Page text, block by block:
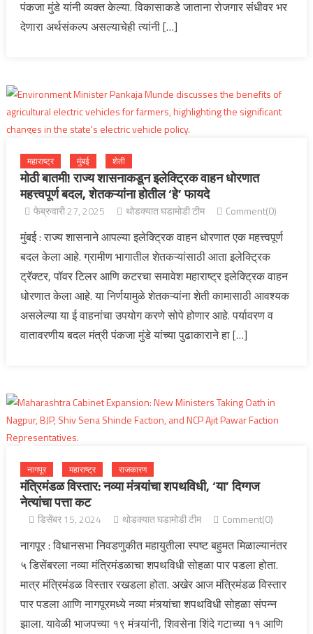
पंकजा मुंडे यांनी व्यक्त केल्या. विकासाकडे जाताना रोजगार संधीवर भर
देणारा अर्थसंकल्प असल्याचेही त्यांनी […]
महाराष्ट्र मुंबई शेती
मोठी बातमी! राज्य शासनाकडून इलेक्ट्रिक वाहन धोरणात
महत्त्वपूर्ण बदल, शेतकऱ्यांना होतील ‘हे’ फायदे
फेब्रुवारी 27, 2025 थोडक्यात घडामोडी टीम Comment(0)
मुंबई : राज्य शासनाने आपल्या इलेक्ट्रिक वाहन धोरणात एक महत्त्वपूर्ण
बदल केला आहे. ग्रामीण भागातील शेतकऱ्यांसाठी आता इलेक्ट्रिक
ट्रॅक्टर, पॉवर टिलर आणि कटरचा समावेश महाराष्ट्र इलेक्ट्रिक वाहन
धोरणात केला आहे. या निर्णयामुळे शेतकऱ्यांना शेती कामासाठी आवश्यक
असलेल्या या ई वाहनांचा उपयोग करणे सोपे होणार आहे. पर्यावरण व
वातावरणीय बदल मंत्री पंकजा मुंडे यांच्या पुढाकाराने हा […]
नागपूर महाराष्ट्र राजकारण
मंत्रिमंडळ विस्तार: नव्या मंत्र्यांचा शपथविधी, ‘या’ दिग्गज
नेत्यांचा पत्ता कट
डिसेंबर 15, 2024 थोडक्यात घडामोडी टीम Comment(0)
नागपूर : विधानसभा निवडणुकीत महायुतीला स्पष्ट बहुमत मिळाल्यानंतर
५ डिसेंबरला नव्या मंत्रिमंडळाचा शपथविधी सोहळा पार पडला होता.
मात्र मंत्रिमंडळ विस्तार रखडला होता. अखेर आज मंत्रिमंडळ विस्तार
पार पडला आणि नागपूरमध्ये नव्या मंत्र्यांचा शपथविधी सोहळा संपन्न
झाला. यावेळी भाजपच्या १९ मंत्र्यांनी, शिवसेना शिंदे गटाच्या ११ आणि